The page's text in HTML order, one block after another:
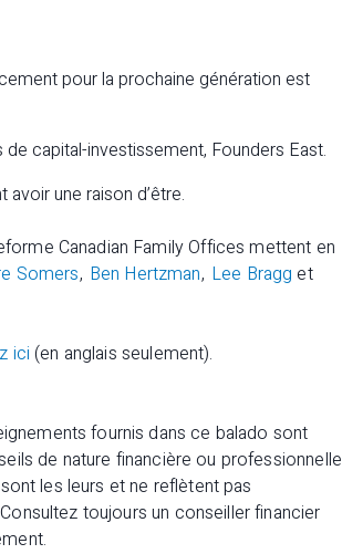
pour la prochaine génération est
capital-investissement, Founders East.
une raison d’être.
Canadian Family Offices mettent en
Somers, Ben Hertzman, Lee Bragg et
ici (en anglais seulement).
fournis dans ce balado sont
de nature financière ou professionnelle
les leurs et ne reflètent pas
toujours un conseiller financier